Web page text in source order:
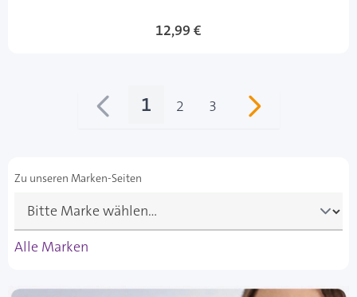
12,99 €
Sie lesen gerade Seite
1 Seite
2 Seite
3
Zu unseren Marken-Seiten
Alle Marken